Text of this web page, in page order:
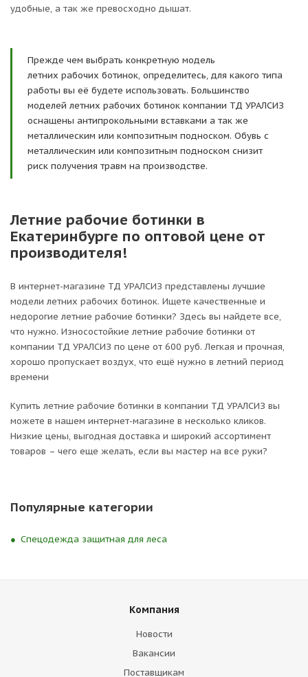
удобные, а так же превосходно дышат.
Прежде чем выбрать конкретную модель
летних рабочих ботинок, определитесь, для какого типа
работы вы её будете использовать. Большинство
моделей летних рабочих ботинок компании ТД УРАЛСИЗ
оснащены антипрокольными вставками а так же
металлическим или композитным подноском. Обувь с
металлическим или композитным подноском снизит
риск получения травм на производстве.
Летние рабочие ботинки в
Екатеринбурге по оптовой цене от
производителя!
В интернет-магазине ТД УРАЛСИЗ представлены лучшие
модели летних рабочих ботинок. Ищете качественные и
недорогие летние рабочие ботинки? Здесь вы найдете все,
что нужно. Износостойкие летние рабочие ботинки от
компании ТД УРАЛСИЗ по цене от 600 руб. Легкая и прочная,
хорошо пропускает воздух, что ещё нужно в летний период
времени
Купить летние рабочие ботинки в компании ТД УРАЛСИЗ вы
можете в нашем интернет-магазине в несколько кликов.
Низкие цены, выгодная доставка и широкий ассортимент
товаров – чего еще желать, если вы мастер на все руки?
Популярные категории
Спецодежда защитная для леса
Компания
Новости
Вакансии
Поставщикам